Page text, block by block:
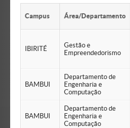
Campus Área/Departamento
IBIRITÉ
Gestão e
Empreendedorismo
BAMBUI
Departamento de
Engenharia e
Computação
BAMBUI
Departamento de
Engenharia e
Computação